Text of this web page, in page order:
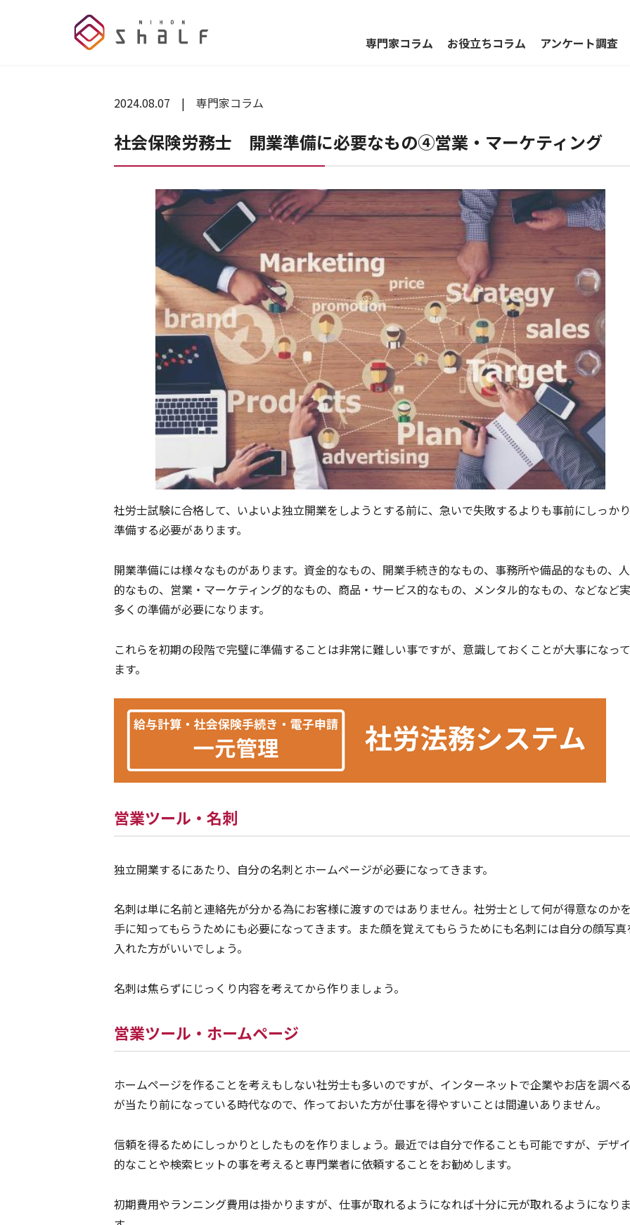
専門家コラム お役立ちコラム アンケート調査
2024.08.07 専門家コラム
社会保険労務士 開業準備に必要なもの④営業・マーケティング
社労士試験に合格して、いよいよ独立開業をしようとする前に、急いで失敗するよりも事前にしっか
準備する必要があります。
開業準備には様々なものがあります。資金的なもの、開業手続き的なもの、事務所や備品的なもの、
的なもの、営業・マーケティング的なもの、商品・サービス的なもの、メンタル的なもの、などなど
多くの準備が必要になります。
これらを初期の段階で完璧に準備することは非常に難しい事ですが、意識しておくことが大事になっ
ます。
営業ツール・名刺
独立開業するにあたり、自分の名刺とホームページが必要になってきます。
名刺は単に名前と連絡先が分かる為にお客様に渡すのではありません。社労士として何が得意なのか
手に知ってもらうためにも必要になってきます。また顔を覚えてもらうためにも名刺には自分の顔写真
入れた方がいいでしょう。
名刺は焦らずにじっくり内容を考えてから作りましょう。
営業ツール・ホームページ
ホームページを作ることを考えもしない社労士も多いのですが、インターネットで企業やお店を調べ
が当たり前になっている時代なので、作っておいた方が仕事を得やすいことは間違いありません。
信頼を得るためにしっかりとしたものを作りましょう。最近では自分で作ることも可能ですが、デザ
的なことや検索ヒットの事を考えると専門業者に依頼することをお勧めします。
初期費用やランニング費用は掛かりますが、仕事が取れるようになれば十分に元が取れるようになりま